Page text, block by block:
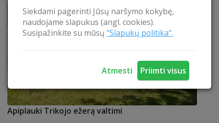
Siekdami pagerinti Jūsų naršymo kokybę,
naudojame slapukus (angl. cookies).
Susipažinkite su mūsų "Slapukų politika".
Atmesti Priimti visus
Apiplauki Trikojo ežerą valtimi